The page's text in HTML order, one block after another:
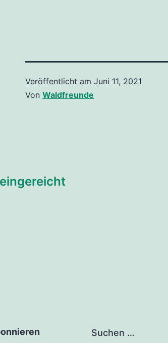
Veröffentlicht am Juni 11, 2021
Von Waldfreunde
Suchen …